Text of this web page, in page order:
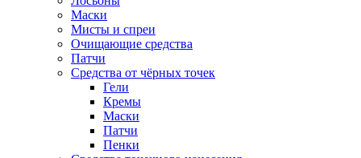
Маски
Мисты и спреи
Очищающие средства
Патчи
Средства от чёрных точек
Гели
Кремы
Маски
Патчи
Пенки